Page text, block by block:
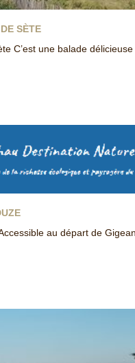
SÈTE
C’est une balade
au départ de